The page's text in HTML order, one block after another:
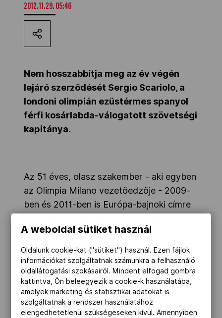
Kettőskarrier-program
Társszervezetek
OVEP
2012.11.29. 05:46
Nem hosszabbítja meg az év végén
lejáró szerződését Sergio Scariolo, a
londoni olimpián ezüstérmes spanyol
férfi kosárlabda-válogatott szövetségi
kapitánya.
Az 51 éves, olasz szakember - aki egyben
az Olimpia Milano vezetőedzője - 2009-
ben és 2011-ben is Európa-bajnoki címre
törökországi világbajnokságon viszont
csak hatodik lett az általa irányított
válogatott.
Scariolo utódja várhatóan a 128-szoros
spanyol válogatott Juan Antonio Orenga
lesz.
A weboldal sütiket használ
Oldalunk cookie-kat ("sütiket") használ. Ezen fájlok
információkat szolgáltatnak számunkra a felhasználó
oldallátogatási szokásairól. Mindent elfogad gombra
kattintva, Ön beleegyezik a cookie-k használatába,
amelyek marketing és statisztikai adatokat is
szolgáltatnak a rendszer használatához
elengedhetetlenül szükségeseken kívül. Amennyiben